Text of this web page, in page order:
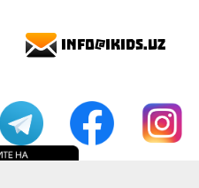
info@ikids.uz